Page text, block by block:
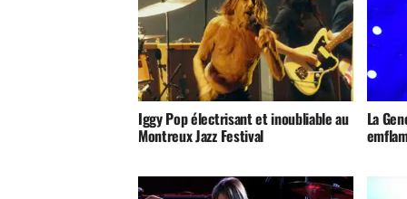
Iggy Pop électrisant et inoubliable au
Montreux Jazz Festival
La